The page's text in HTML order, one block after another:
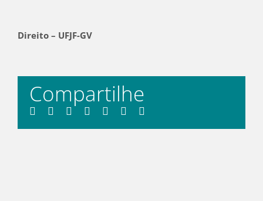
Image
Direito – UFJF-GV
Compartilhe
Facebook
TwitterLinkedInWhatsapp
TumblrPinterest